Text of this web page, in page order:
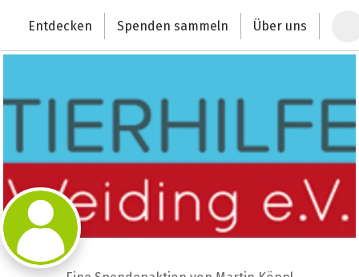
Deutschlands größte Spendenplattform
Entdecken Spenden sammeln Über uns